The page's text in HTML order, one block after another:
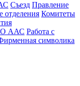
Съезд Правление
отделения Комитеты
ААС Работа с
символика